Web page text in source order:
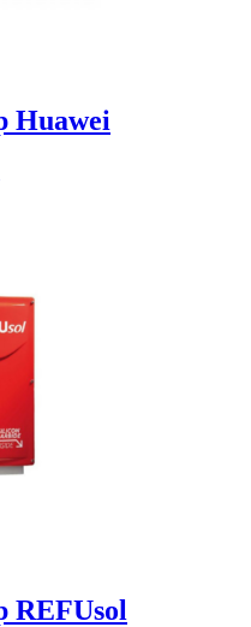
Huawei
REFUsol